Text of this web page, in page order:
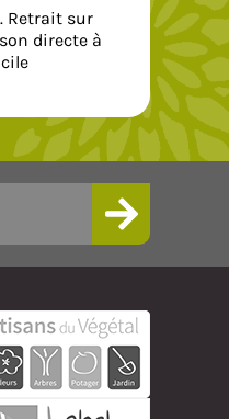
Retrait sur
directe à